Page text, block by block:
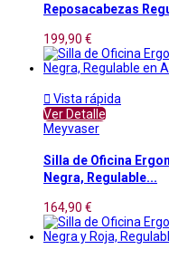
Reposacabezas
199,90 €
 Vista rápida
Ver Detalle
Meyvaser
Silla de Oficina
Negra, Regulable...
164,90 €